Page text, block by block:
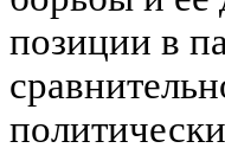
позиции в